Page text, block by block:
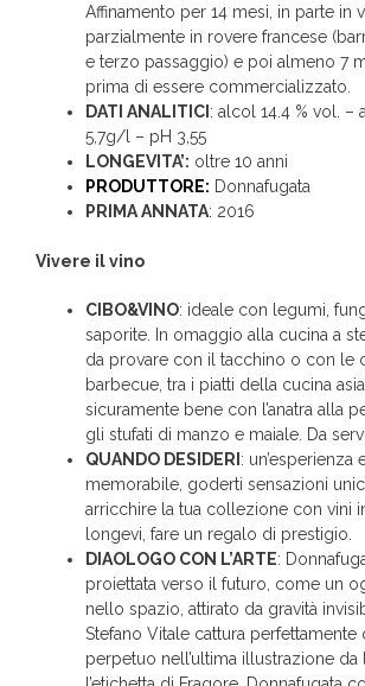
Affinamento per 14 mesi, in parte in
parzialmente in rovere francese
e terzo passaggio) e poi almeno 7
prima di essere commercializzato.
DATI ANALITICI : alcol 14.4 % vol. –
5,7g/l – pH 3,55
LONGEVITA’: oltre 10 anni
PRODUTTORE: Donnafugata
PRIMA ANNATA: 2016
Vivere il vino
CIBO&VINO: ideale con legumi,
saporite. In omaggio alla cucina a
da provare con il tacchino o con le
barbecue, tra i piatti della cucina
sicuramente bene con l’anatra alla
gli stufati di manzo e maiale. Da
QUANDO DESIDERI : un’esperienza
memorabile, goderti sensazioni
arricchire la tua collezione con vini
longevi, fare un regalo di prestigio.
DIAOLOGO CON L’ARTE:
proiettata verso il futuro, come un
nello spazio, attirato da gravità
Stefano Vitale cattura
perpetuo nell’ultima illustrazione da